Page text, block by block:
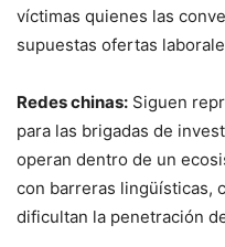
víctimas quienes las
supuestas ofertas
Redes chinas: Siguen
para las brigadas de
operan dentro de un
con barreras lingüísticas,
dificultan la penetración